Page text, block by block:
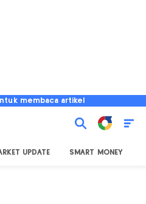
membaca artikel
UPDATE SMART MONEY